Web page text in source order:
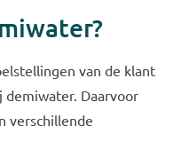
van de klant
Daarvoor
verschillende